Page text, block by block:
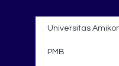
Universitas
PMB